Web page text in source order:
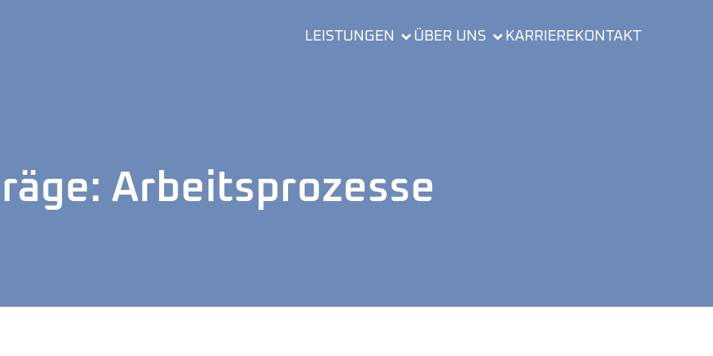
LEISTUNGEN ÜBER UNS KARRIEREKONTAKT
Arbeitsprozesse